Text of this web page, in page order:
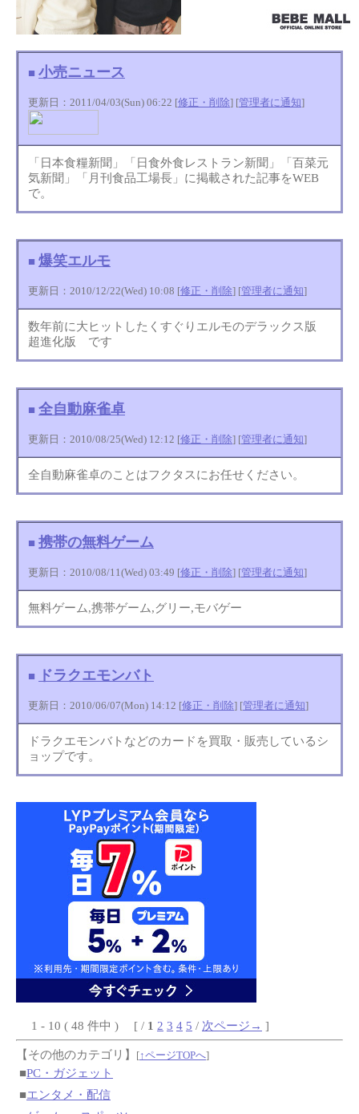
■ 小売ニュース
更新日：2011/04/03(Sun) 06:22 [修正・削除] [管理者に通知]
「日本食糧新聞」「日食外食レストラン新聞」「百菜元
気新聞」「月刊食品工場長」に掲載された記事をWEB
で。
■ 爆笑エルモ
更新日：2010/12/22(Wed) 10:08 [修正・削除] [管理者に通知]
数年前に大ヒットしたくすぐりエルモのデラックス版
超進化版 です
■ 全自動麻雀卓
更新日：2010/08/25(Wed) 12:12 [修正・削除] [管理者に通知]
全自動麻雀卓のことはフクタスにお任せください。
■ 携帯の無料ゲーム
更新日：2010/08/11(Wed) 03:49 [修正・削除] [管理者に通知]
無料ゲーム,携帯ゲーム,グリー,モバゲー
■ ドラクエモンバト
更新日：2010/06/07(Mon) 14:12 [修正・削除] [管理者に通知]
ドラクエモンバトなどのカードを買取・販売しているシ
ョップです。
1 - 10 ( 48 件中 ) [ / 1 2 3 4 5 / 次ページ→ ]
【その他のカテゴリ】 [↑ページTOPへ]
■PC・ガジェット
■エンタメ・配信